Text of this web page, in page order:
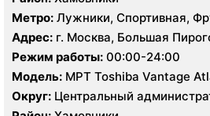
Метро: Лужники, Спортивная,
Адрес: г. Москва, Большая
Режим работы: 00:00-24:00
Модель: МРТ Toshiba Vantage
Aquilion CXL 128 срезов, УЗИ
Alpha7, GE LOGIQ S7
Округ: Центральный